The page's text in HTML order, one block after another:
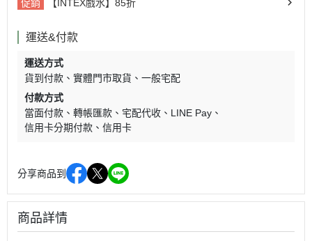
促銷
【INTEX戲水】85折
運送&付款
運送方式
貨到付款
實體門市取貨
一般宅配
付款方式
當面付款
轉帳匯款 宅配代收
LINE Pay
信用卡分期付款
信用卡
分享商品到
商品詳情